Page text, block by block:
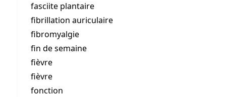
fasciite plantaire
fibrillation auriculaire
fibromyalgie
fin de semaine
fièvre
fièvre
fonction